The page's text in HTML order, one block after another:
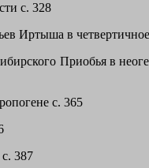
с. 328
Иртыша в
Приобья в
с. 365
387